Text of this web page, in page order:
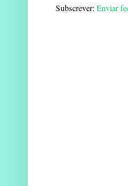
Subscrever:Enviar